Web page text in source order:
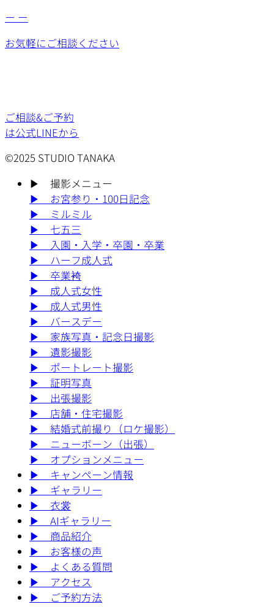
ー ー
お気軽にご相談ください
ご相談&ご予約
は公式LINEから
©2025 STUDIO TANAKA
▶︎
撮影メニュー
▶︎
お宮参り・100日記念
▶︎
ミルミル
▶︎
七五三
▶︎
入園・入学・卒園・卒業
▶︎
ハーフ成人式
▶︎
卒業袴
▶︎
成人式女性
▶︎
成人式男性
▶︎
バースデー
▶︎
家族写真・記念日撮影
▶︎
遺影撮影
▶︎
ポートレート撮影
▶︎
証明写真
▶︎
出張撮影
▶︎
店舗・住宅撮影
▶︎
結婚式前撮り（ロケ撮影）
▶︎
ニューボーン（出張）
▶︎
オプションメニュー
▶︎
キャンペーン情報
▶︎
ギャラリー
▶︎
衣裳
▶︎
AIギャラリー
▶︎
商品紹介
▶︎
お客様の声
▶︎
よくある質問
▶︎
アクセス
▶︎
ご予約方法